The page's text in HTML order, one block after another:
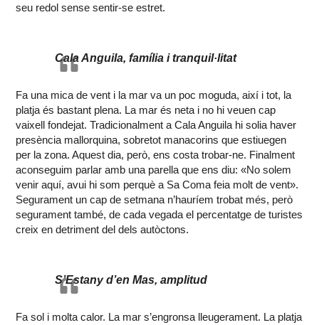
seu redol sense sentir-se estret.
Cala Anguila, família i tranquil·litat
Fa una mica de vent i la mar va un poc moguda, així i tot, la
platja és bastant plena. La mar és neta i no hi veuen cap
vaixell fondejat. Tradicionalment a Cala Anguila hi solia haver
presència mallorquina, sobretot manacorins que estiuegen
per la zona. Aquest dia, però, ens costa trobar-ne. Finalment
aconseguim parlar amb una parella que ens diu: «No solem
venir aquí, avui hi som perquè a Sa Coma feia molt de vent».
Segurament un cap de setmana n’hauríem trobat més, però
segurament també, de cada vegada el percentatge de turistes
creix en detriment del dels autòctons.
S’Estany d’en Mas, amplitud
Fa sol i molta calor. La mar s’engronsa lleugerament. La platja